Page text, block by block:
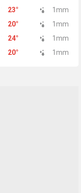
23° 1 mm
20° 1 mm
24° 1 mm
20° 1 mm